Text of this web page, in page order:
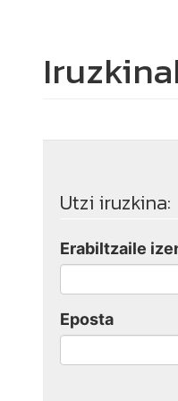
Utzi iruzkina:
Erabiltzaile
Eposta